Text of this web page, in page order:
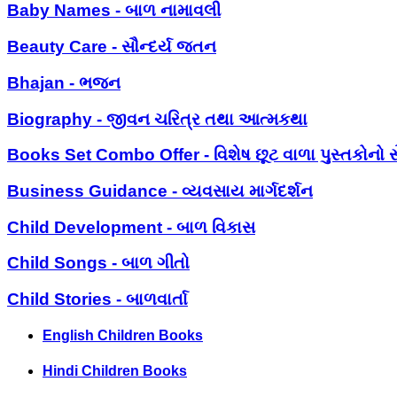
Baby Names - બાળ નામાવલી
Beauty Care - સૌન્દર્ય જતન
Bhajan - ભજન
Biography - જીવન ચરિત્ર તથા આત્મકથા
Books Set Combo Offer - વિશેષ છૂટ વાળા પુસ્તકોનો
Business Guidance - વ્યવસાય માર્ગદર્શન
Child Development - બાળ વિકાસ
Child Songs - બાળ ગીતો
Child Stories - બાળવાર્તા
English Children Books
Hindi Children Books